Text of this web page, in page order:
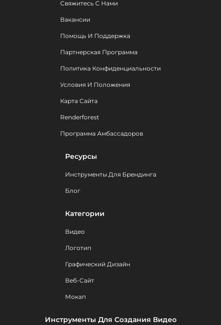
Свяжитесь С Нами
Вакансии
Помощь И Поддержка
Партнерская Программа
Политика Конфиденциальности
Условия И Положения
Карта Сайта
Renderforest
Программа Амбассадоров
Ресурсы
Инструменты Для Брендинга
Блог
Категории
Видео
Логотип
Графический Дизайн
Веб-Сайт
Мокап
Инструменты Для Создания Видео